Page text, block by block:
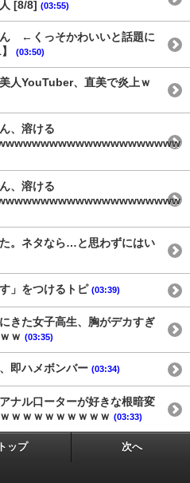
[8/8] (03:55)
ん ←くっそかわいいと話題に
(03:50)
人YouTuber、直美で炎上ｗ
、溶ける
、溶ける
。ネタなら…と思わずにはい
」をつけるトピ (03:39)
きた女子高生、胸がデカすぎ
ｗ (03:35)
即ハメボンバー (03:34)
ナル口ーターが好きな根暗変
ｗｗｗｗｗｗｗｗｗ (03:33)
トップ 次へ